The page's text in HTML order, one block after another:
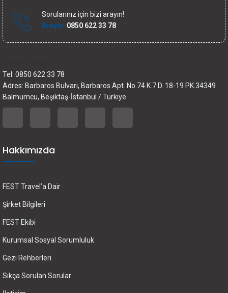
Sorularınız için bizi arayın!
Arayın: 0850 622 33 78
Tel: 0850 622 33 78
Adres: Barbaros Bulvarı, Barbaros Apt. No.74 K.7 D. 18-19 PK.34349
Balmumcu, Beşiktaş-İstanbul / Türkiye
Hakkımızda
FEST Travel’a Dair
Şirket Bilgileri
FEST Ekibi
Kurumsal Sosyal Sorumluluk
Gezi Rehberleri
Sıkça Sorulan Sorular